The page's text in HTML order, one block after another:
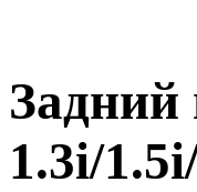
Задний
1.3i/